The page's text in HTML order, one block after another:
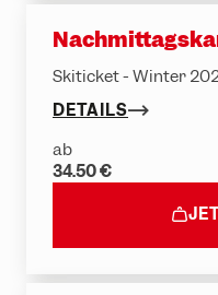
Skiticket - Winter
DETAILS
ab
34.50 €